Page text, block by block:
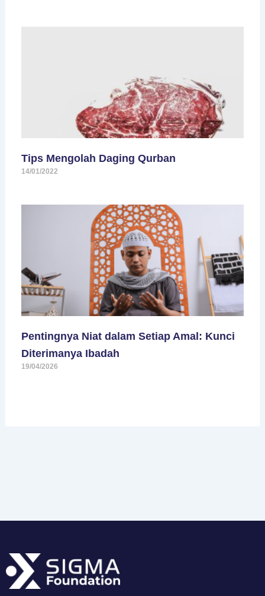
Tips Mengolah Daging Qurban
14/01/2022
Pentingnya Niat dalam Setiap Amal: Kunci
Diterimanya Ibadah
19/04/2026